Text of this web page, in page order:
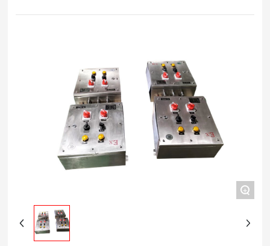
ATEX系列
联系我们
+